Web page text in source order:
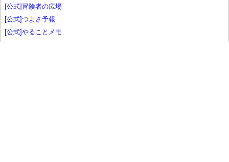
[公式]冒険者の広場
[公式]つよさ予報
[公式]やることメモ